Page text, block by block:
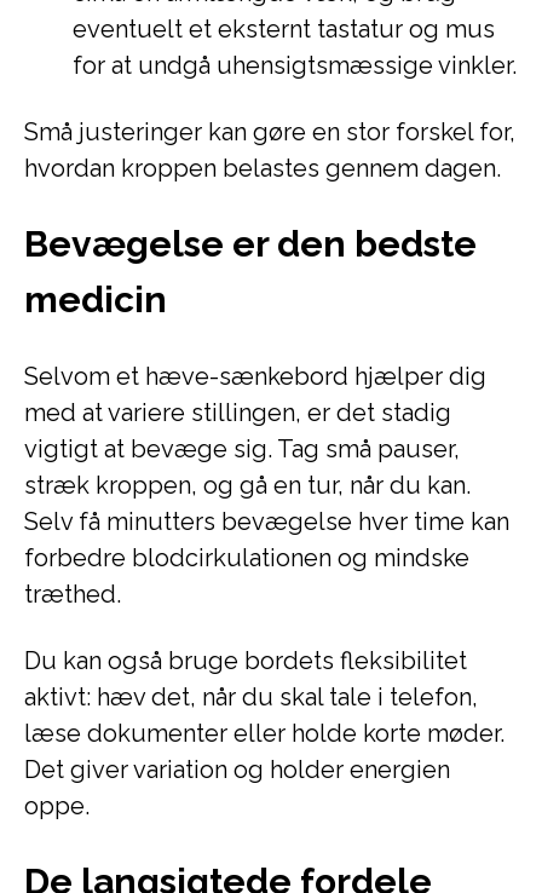
eventuelt et eksternt tastatur og mus
for at undgå uhensigtsmæssige vinkler.
Små justeringer kan gøre en stor forskel for,
hvordan kroppen belastes gennem dagen.
Bevægelse er den bedste
medicin
Selvom et hæve-sænkebord hjælper dig
med at variere stillingen, er det stadig
vigtigt at bevæge sig. Tag små pauser,
stræk kroppen, og gå en tur, når du kan.
Selv få minutters bevægelse hver time kan
forbedre blodcirkulationen og mindske
træthed.
Du kan også bruge bordets fleksibilitet
aktivt: hæv det, når du skal tale i telefon,
læse dokumenter eller holde korte møder.
Det giver variation og holder energien
oppe.
De langsigtede fordele